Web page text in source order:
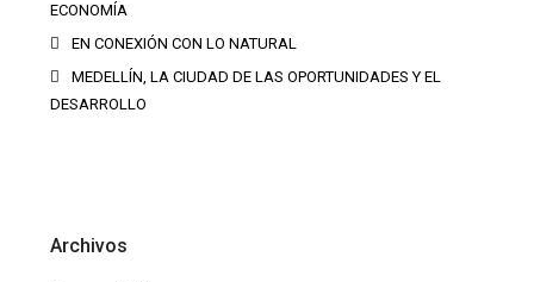
ECONOMÍA
EN CONEXIÓN CON LO NATURAL
MEDELLÍN, LA CIUDAD DE LAS OPORTUNIDADES Y EL
DESARROLLO
Archivos